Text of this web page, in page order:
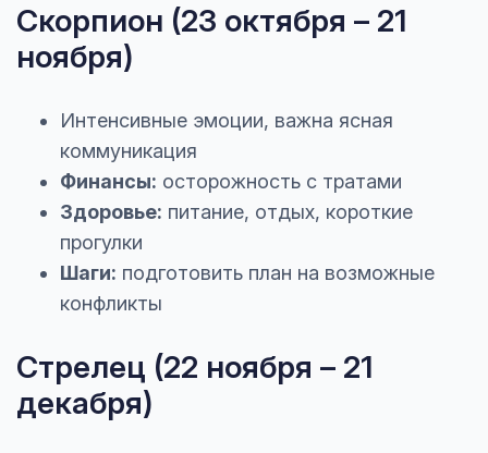
Скорпион (23 октября – 21
ноября)
Интенсивные эмоции, важна ясная
коммуникация
Финансы: осторожность с тратами
Здоровье: питание, отдых, короткие
прогулки
Шаги: подготовить план на возможные
конфликты
Стрелец (22 ноября – 21
декабря)